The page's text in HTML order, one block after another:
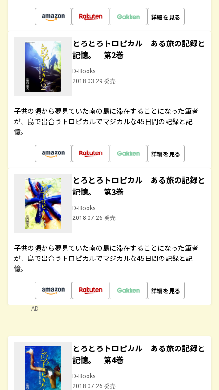
詳細を見る
とろとろトロピカル ある旅の記録と
記憶。 第2巻
D-Books
2018.03.29 発売
子供の頃から夢見ていた南の島に滞在することになった筆者
が、島で出合うトロピカルでマジカルな45日間の記録と記
憶。
詳細を見る
とろとろトロピカル ある旅の記録と
記憶。 第3巻
D-Books
2018.07.26 発売
子供の頃から夢見ていた南の島に滞在することになった筆者
が、島で出合うトロピカルでマジカルな45日間の記録と記
憶。
詳細を見る
AD
とろとろトロピカル ある旅の記録と
記憶。 第4巻
D-Books
2018.07.26 発売